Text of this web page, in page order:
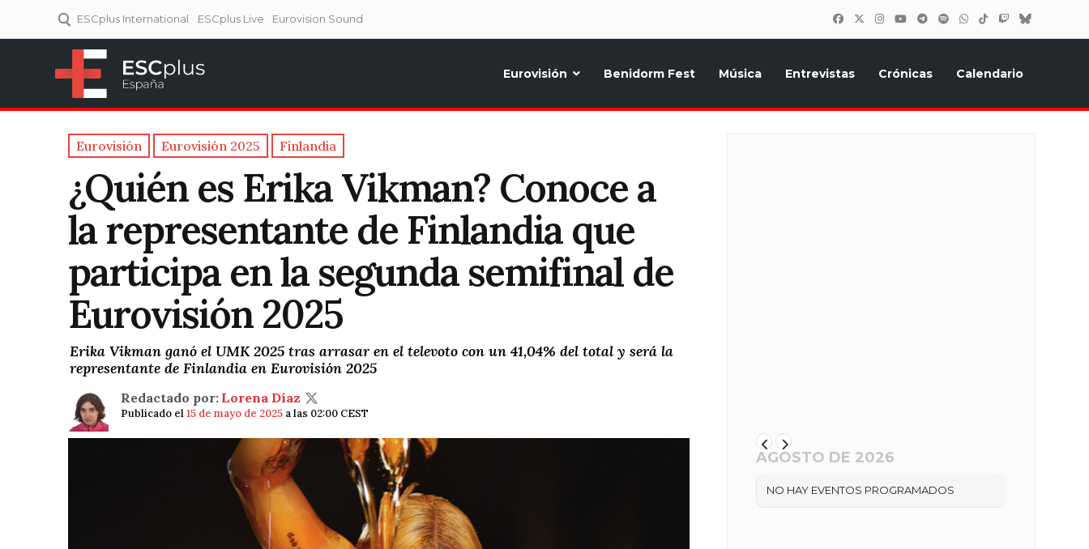
ESCplus International ESCplus Live Eurovision Sound
Eurovisión Benidorm Fest Música Entrevistas Crónicas Calendario
Eurovisión Eurovisión 2025 Finlandia
¿Quién es Erika Vikman? Conoce a
la representante de Finlandia que
participa en la segunda semifinal de
Eurovisión 2025
Erika Vikman ganó el UMK 2025 tras arrasar en el televoto con un 41,04% del total y será la
representante de Finlandia en Eurovisión 2025
Redactado por: Lorena Díaz
Publicado el15 de mayo de 2025 a las 02:00 CEST
AGOSTO DE 2026
NO HAY EVENTOS PROGRAMADOS